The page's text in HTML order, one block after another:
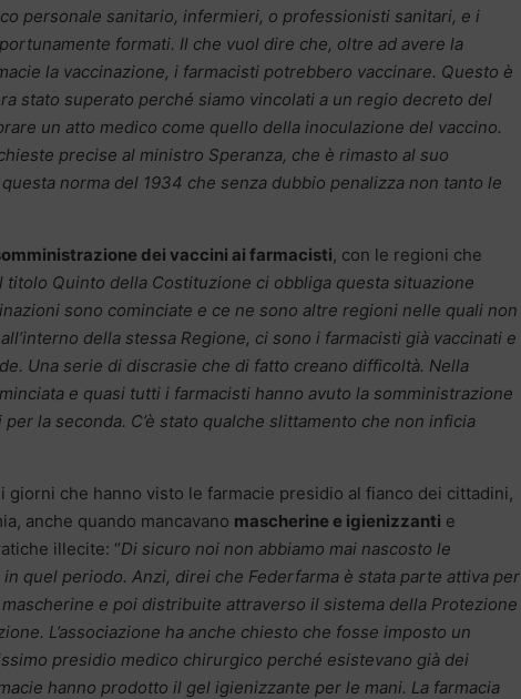
personale sanitario, infermieri, o professionisti sanitari, e i
formati. Il che vuol dire che, oltre ad avere la
la vaccinazione, i farmacisti potrebbero vaccinare. Questo è
stato superato perché siamo vincolati a un regio decreto del
un atto medico come quello della inoculazione del vaccino.
precise al ministro Speranza, che è rimasto al suo
norma del 1934 che senza dubbio penalizza non tanto le
dei vaccini ai farmacisti, con le regioni che
titolo Quinto della Costituzione ci obbliga questa situazione
sono cominciate e ce ne sono altre regioni nelle quali non
della stessa Regione, ci sono i farmacisti già vaccinati e
Una serie di discrasie che di fatto creano difficoltà. Nella
e quasi tutti i farmacisti hanno avuto la somministrazione
la seconda. C’è stato qualche slittamento che non inficia
giorni che hanno visto le farmacie presidio al fianco dei cittadini,
anche quando mancavano mascherine e igienizzanti e
illecite: “Di sicuro noi non abbiamo mai nascosto le
quel periodo. Anzi, direi che Federfarma è stata parte attiva per
e poi distribuite attraverso il sistema della Protezione
L’associazione ha anche chiesto che fosse imposto un
presidio medico chirurgico perché esistevano già dei
hanno prodotto il gel igienizzante per le mani. La farmacia